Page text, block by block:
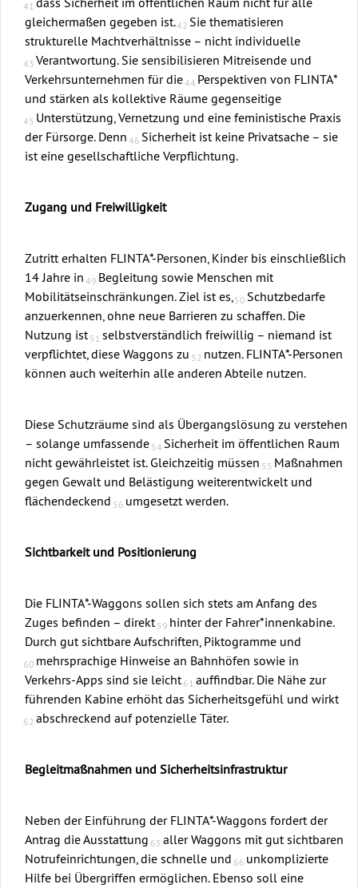
gleichermaßen gegeben ist.
Sie thematisieren
strukturelle Machtverhältnisse – nicht individuelle
Verantwortung. Sie sensibilisieren Mitreisende und
Verkehrsunternehmen für die
Perspektiven von FLINTA*
und stärken als kollektive Räume gegenseitige
Unterstützung, Vernetzung und eine feministische Praxis
der Fürsorge. Denn
Sicherheit ist keine Privatsache – sie
ist eine gesellschaftliche Verpflichtung.
Zugang und Freiwilligkeit
Zutritt erhalten FLINTA*-Personen, Kinder bis einschließlich
14 Jahre in
Begleitung sowie Menschen mit
Mobilitätseinschränkungen. Ziel ist es,
Schutzbedarfe
anzuerkennen, ohne neue Barrieren zu schaffen. Die
Nutzung ist
selbstverständlich freiwillig – niemand ist
verpflichtet, diese Waggons zu
nutzen. FLINTA*-Personen
können auch weiterhin alle anderen Abteile nutzen.
Diese Schutzräume sind als Übergangslösung zu verstehen
– solange umfassende
Sicherheit im öffentlichen Raum
nicht gewährleistet ist. Gleichzeitig müssen
Maßnahmen
gegen Gewalt und Belästigung weiterentwickelt und
flächendeckend
umgesetzt werden.
Sichtbarkeit und Positionierung
Die FLINTA*-Waggons sollen sich stets am Anfang des
Zuges befinden – direkt
hinter der Fahrer*innenkabine.
Durch gut sichtbare Aufschriften, Piktogramme und
mehrsprachige Hinweise an Bahnhöfen sowie in
Verkehrs-Apps sind sie leicht
auffindbar. Die Nähe zur
führenden Kabine erhöht das Sicherheitsgefühl und wirkt
abschreckend auf potenzielle Täter.
Begleitmaßnahmen und Sicherheitsinfrastruktur
Neben der Einführung der FLINTA*-Waggons fordert der
Antrag die Ausstattung
aller Waggons mit gut sichtbaren
Notrufeinrichtungen, die schnelle und
unkomplizierte
Hilfe bei Übergriffen ermöglichen. Ebenso soll eine